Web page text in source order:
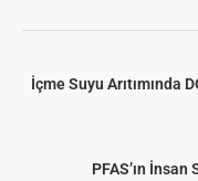
İçme Suyu Arıtımında
PFAS’ın